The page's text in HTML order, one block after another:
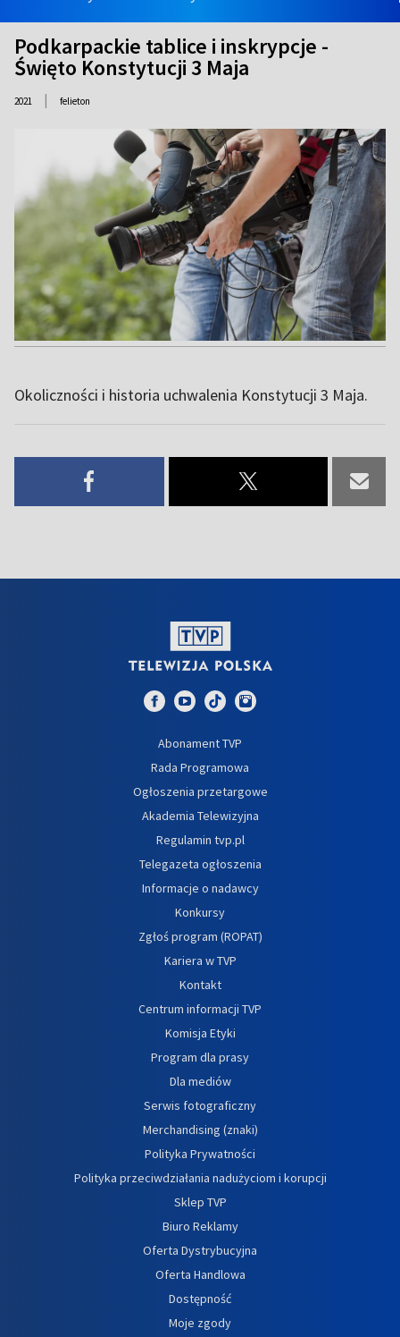
Podkarpackie tablice i inskrypcje -
Święto Konstytucji 3 Maja
2021 | felieton
Okoliczności i historia uchwalenia Konstytucji 3 Maja.
Abonament TVP
Rada Programowa
Ogłoszenia przetargowe
Akademia Telewizyjna
Regulamin tvp.pl
Telegazeta ogłoszenia
Informacje o nadawcy
Konkursy
Zgłoś program (ROPAT)
Kariera w TVP
Kontakt
Centrum informacji TVP
Komisja Etyki
Program dla prasy
Dla mediów
Serwis fotograficzny
Merchandising (znaki)
Polityka Prywatności
Polityka przeciwdziałania nadużyciom i korupcji
Sklep TVP
Biuro Reklamy
Oferta Dystrybucyjna
Oferta Handlowa
Dostępność
Moje zgody